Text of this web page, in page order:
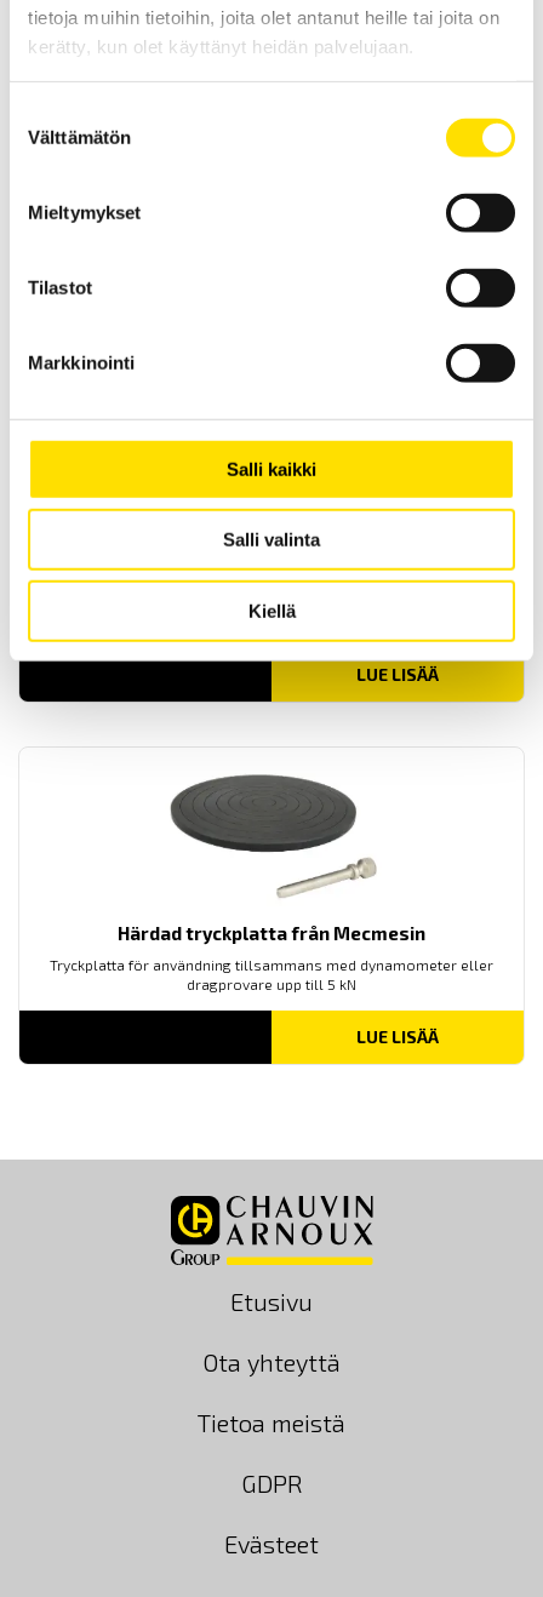
tietoja muihin tietoihin, joita olet antanut heille tai joita on
kerätty, kun olet käyttänyt heidän palvelujaan.
valinta
Välttämätön
Mieltymykset
Tilastot
Markkinointi
Salli kaikki
Salli valinta
Kiellä
Mecmesin kompressionsplatta för trycktester
LUE LISÄÄ
Härdad tryckplatta från Mecmesin
Tryckplatta för användning tillsammans med dynamometer eller
dragprovare upp till 5 kN
LUE LISÄÄ
Etusivu
Ota yhteyttä
Tietoa meistä
GDPR
Evästeet